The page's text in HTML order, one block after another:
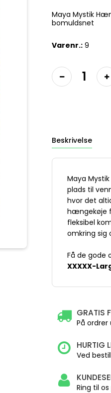
Maya Mystik
bomuldsnet
Varenr.: 9
Beskrivelse
Maya
plads til
hvor det
hængekøje
fleksibel
omkring
Få de gode
XXXXX-
GRATIS
På
HURTIG
Ved
Ring til